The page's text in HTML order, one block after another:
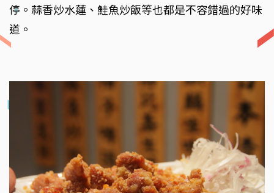
停。蒜香炒水蓮、鮭魚炒飯等也都是不容錯過的好味
道。